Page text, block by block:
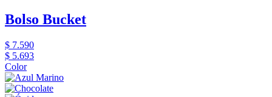
Bolso Bucket
$ 7.590
$ 5.693
Color